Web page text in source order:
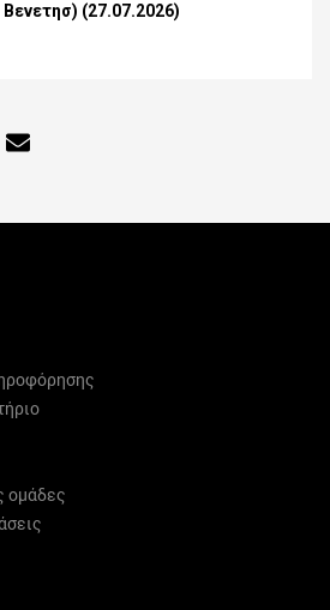
(27.07.2026)
Share
ομάδες